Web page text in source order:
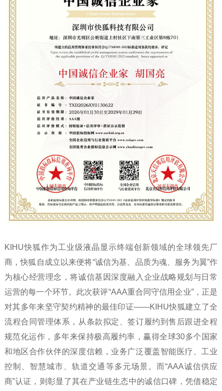
KIHU快狐作为工业级液晶显示终端创新领域的全球领先厂
商，快狐自成立以来便将“诚信为基、品质为魂、服务为翼”作
为核心经营理念，将诚信基因深度融入企业战略规划与日常
运营的每一个环节。此次获评“AAA重合同守信用企业”，正是
对其多年来坚守契约精神的最佳印证——KIHU快狐建立了全
流程合同管理体系，从条款拟定、签订履约到售后跟进全程
规范化运作，多年来保持极高履约率，赢得全球30多个国家
和地区合作伙伴的深度信赖，业务广泛覆盖智能医疗、工业
控制、智慧城市、轨道交通等多元场景。而“AAA诚信供应
商”认证，则彰显了其在产业链生态中的诚信口碑，凭借稳定